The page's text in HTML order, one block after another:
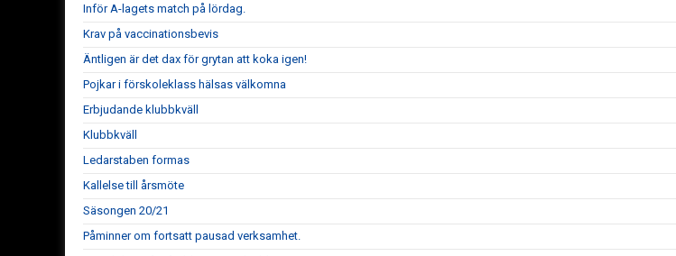
Inför A-lagets match på lördag.
Krav på vaccinationsbevis
Äntligen är det dax för grytan att koka igen!
Pojkar i förskoleklass hälsas välkomna
Erbjudande klubbkväll
Klubbkväll
Ledarstaben formas
Kallelse till årsmöte
Säsongen 20/21
Påminner om fortsatt pausad verksamhet.